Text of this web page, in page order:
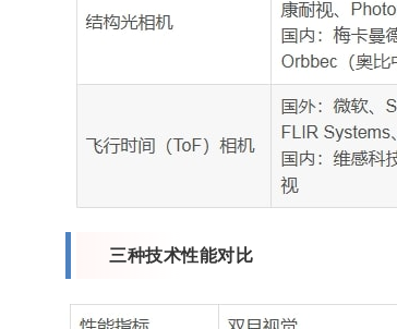
三种技术性能对比